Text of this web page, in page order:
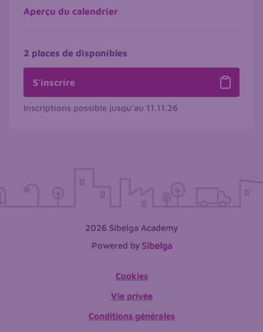
Aperçu du calendrier
2 places de disponibles
S'inscrire
Inscriptions possible jusqu'au 11.11.26
2026 Sibelga Academy
Powered by
Cookies
Vie privée
Conditions générales